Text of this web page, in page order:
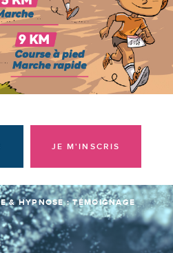
JE M'INSCRIS
& HYPNOSE : TÉMOIGNAGE